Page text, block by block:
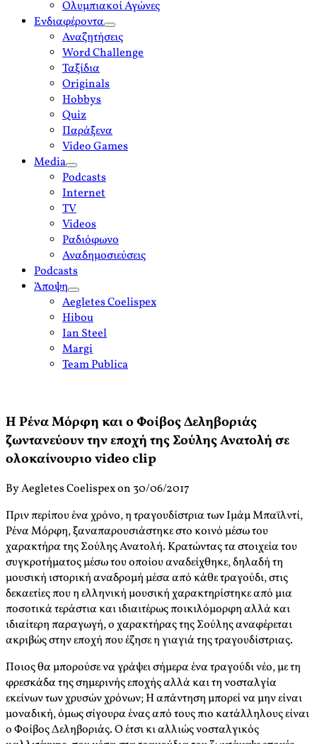
Ολυμπιακοί Αγώνες
Ενδιαφέροντα
open
menu
Αναζητήσεις
Word Challenge
Ταξίδια
Originals
Hobbys
Quiz
Παράξενα
Video Games
Media
open
menu
Podcasts
Internet
TV
Videos
Ραδιόφωνο
Αναδημοσιεύσεις
Podcasts
Άποψη
open
menu
Aegletes Coelispex
Hibou
Ian Steel
Margi
Team Publica
Η Ρένα Μόρφη και ο Φοίβος Δεληβοριάς
ζωντανεύουν την εποχή της Σούλης Ανατολή σε
ολοκαίνουριο video clip
By Aegletes Coelispex on 30/06/2017
Πριν περίπου ένα χρόνο, η τραγουδίστρια των Ιμάμ Μπαϊλντί,
Ρένα Μόρφη, ξαναπαρουσιάστηκε στο κοινό μέσω του
χαρακτήρα της Σούλης Ανατολή. Κρατώντας τα στοιχεία του
συγκροτήματος μέσω του οποίου αναδείχθηκε, δηλαδή τη
μουσική ιστορική αναδρομή μέσα από κάθε τραγούδι, στις
δεκαετίες που η ελληνική μουσική χαρακτηρίστηκε από μια
ποσοτικά τεράστια και ιδιαιτέρως ποικιλόμορφη αλλά και
ιδιαίτερη παραγωγή, ο χαρακτήρας της Σούλης αναφέρεται
ακριβώς στην εποχή που έζησε η γιαγιά της τραγουδίστριας.
Ποιος θα μπορούσε να γράψει σήμερα ένα τραγούδι νέο, με τη
φρεσκάδα της σημερινής εποχής αλλά και τη νοσταλγία
εκείνων των χρυσών χρόνων; Η απάντηση μπορεί να μην είναι
μοναδική, όμως σίγουρα ένας από τους πιο κατάλληλους είναι
ο Φοίβος Δεληβοριάς. Ο έτσι κι αλλιώς νοσταλγικός